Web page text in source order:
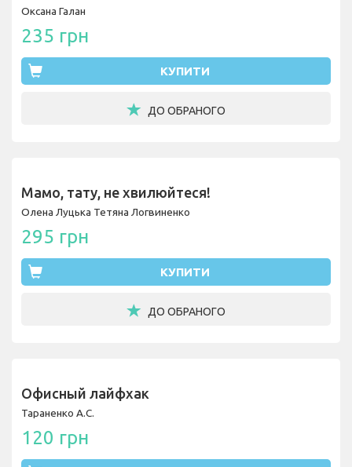
Оксана Галан
235 грн
КУПИТИ
ДО ОБРАНОГО
Мамо, тату, не хвилюйтеся!
Олена Луцька Тетяна Логвиненко
295 грн
КУПИТИ
ДО ОБРАНОГО
Офисный лайфхак
Тараненко А.С.
120 грн